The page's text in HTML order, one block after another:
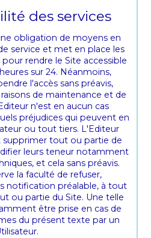
des services
obligation de moyens en
service et met en place les
rendre le Site accessible
sur 24. Néanmoins,
l'accès sans préavis,
de maintenance et de
n'est en aucun cas
préjudices qui peuvent en
ou tout tiers. L'Editeur
tout ou partie de
leurs teneur notamment
et cela sans préavis.
la faculté de refuser,
notification préalable, à tout
ou partie du Site. Une telle
être prise en cas de
du présent texte par un